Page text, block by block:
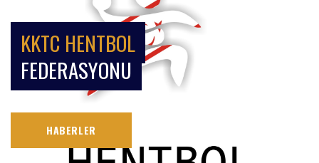
KKTC HENTBOL
FEDERASYONU
HABERLER